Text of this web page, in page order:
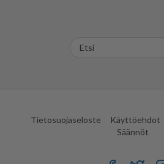
Tietosuojaseloste Käyttöehdot
Säännöt